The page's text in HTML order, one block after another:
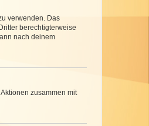
verwenden. Das
berechtigterweise
nach deinem
zusammen mit